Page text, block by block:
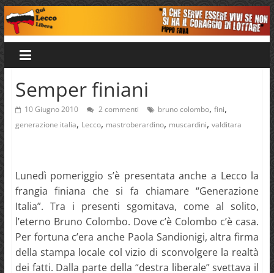
Salta
al
contenuto
Qui
Lecco
Libera
Semper finiani
10 Giugno 2010 2 commenti bruno colombo, fini,
generazione italia, Lecco, mastroberardino, muscardini, valditara
Lunedì pomeriggio s’è presentata anche a Lecco la
frangia finiana che si fa chiamare “Generazione
Italia”. Tra i presenti sgomitava, come al solito,
l’eterno Bruno Colombo. Dove c’è Colombo c’è casa.
Per fortuna c’era anche Paola Sandionigi, altra firma
della stampa locale col vizio di sconvolgere la realtà
dei fatti. Dalla parte della “destra liberale” svettava il